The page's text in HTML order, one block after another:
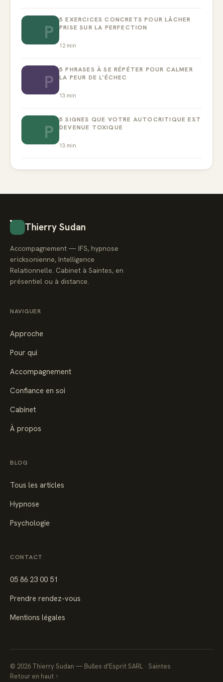
P
5 EXERCICES CONCRETS POUR LÂCHER
PRISE SUR LA PERFECTION
12min
P
5 PHRASES À SE RÉPÉTER POUR CALMER
LA PEUR DE L’ÉCHEC
13 min
P
5 SIGNES QUE VOTRE AUTOCRITIQUE EST
DEVENUE TOXIQUE
13 min
Thierry Sudan
Accompagnement — IFS, hypnose
ericksonienne, Intelligence
Relationnelle. Cabinet à Saintes, en
présentiel ou à distance.
NAVIGUER
Approche
Pour qui
Accompagnement
Confiance en soi
Cabinet
À propos
BLOG
Tous les articles
Hypnose
Psychologie
CONTACT
05 86 23 00 51
Prendre rendez-vous
Mentions légales
© 2026 Thierry Sudan — Bulles d'Esprit SARL · Saintes
Retour en haut ↑